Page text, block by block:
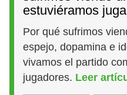
estuviéramos
Por qué sufrimos
espejo, dopamina e
vivamos el partido
jugadores. Leer